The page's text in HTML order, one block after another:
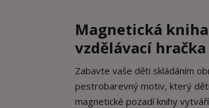
Magnetická
vzdělávací
Zabavte vaše děti skládáním
pestrobarevný motiv, který
magnetické pozadí knihy